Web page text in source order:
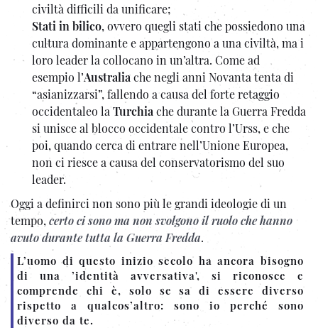
civiltà difficili da unificare;
Stati in bilico, ovvero quegli stati che possiedono una
cultura dominante e appartengono a una civiltà, ma i
loro leader la collocano in un’altra. Come ad
esempio l’Australiache negli anni Novanta tenta di
“asianizzarsi”, fallendo a causa del forte retaggio
occidentaleo laTurchia che durante la Guerra Fredda
si unisce al blocco occidentale contro l’Urss, e che
poi, quando cerca di entrare nell’Unione Europea,
non ci riesce a causa del conservatorismo del suo
leader.
Oggi a definirci non sono più le grandi ideologie di un
tempo, certo ci sono ma non svolgono il ruolo che hanno
avuto durante tutta la Guerra Fredda.
L’uomo di questo inizio secolo ha ancora bisogno
di una ’identità avversativa', si riconosce e
comprende chi è, solo se sa di essere diverso
rispetto a qualcos’altro: sono io perché sono
diverso da te.